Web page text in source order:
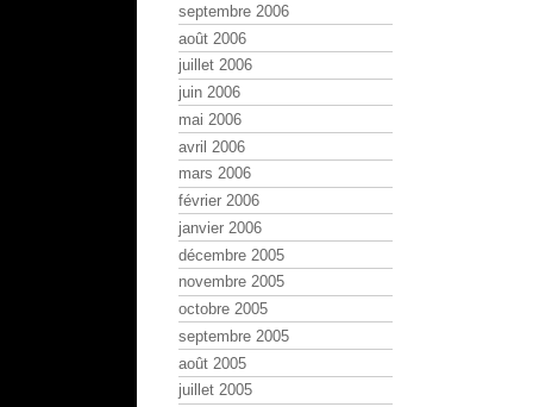
septembre 2006
août 2006
juillet 2006
juin 2006
mai 2006
avril 2006
mars 2006
février 2006
janvier 2006
décembre 2005
novembre 2005
octobre 2005
septembre 2005
août 2005
juillet 2005